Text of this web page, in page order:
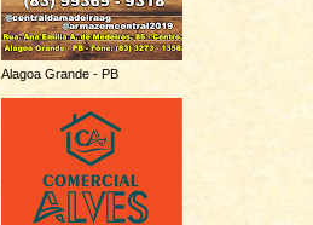
Alagoa Grande - PB